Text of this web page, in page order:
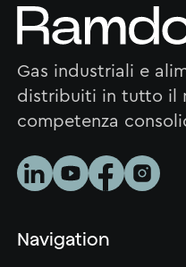
Gas industriali e
distribuiti in tutto il
competenza
Navigation